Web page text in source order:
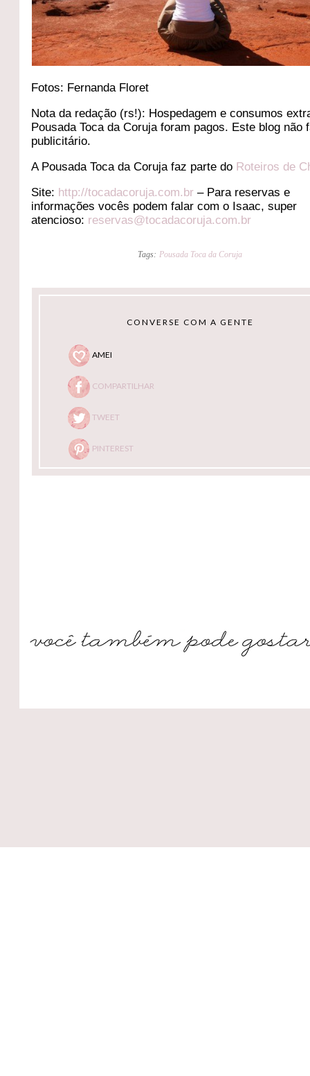
Fotos: Fernanda Floret
Nota da redação (rs!): Hospedagem e consumos
Pousada Toca da Coruja foram pagos. Este blog não
publicitário.
A Pousada Toca da Coruja faz parte do Roteiros de
Site: http://tocadacoruja.com.br – Para reservas e
informações vocês podem falar com o Isaac, super
atencioso: reservas@tocadacoruja.com.br
Tags: Pousada Toca da Coruja
CONVERSE COM A GENTE
AMEI
COMPARTILHAR
TWEET
PINTEREST